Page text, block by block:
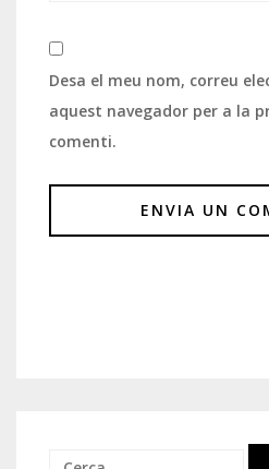
Desa el meu nom, correu
aquest navegador per a la
comenti.
Cerca: